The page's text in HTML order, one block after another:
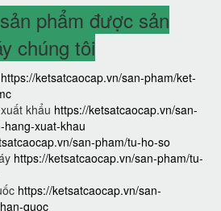
phẩm được sản
chúng tôi
https://ketsatcaocap.vn/san-pham/ket-
khẩu https://ketsatcaocap.vn/san-
xuat-khau
san-pham/tu-ho-so
https://ketsatcaocap.vn/san-pham/tu-
https://ketsatcaocap.vn/san-
quoc